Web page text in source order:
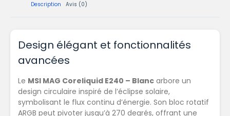
Description Avis (0)
Design élégant et fonctionnalités
avancées
Le MSI MAG Coreliquid E240 – Blanc arbore un
design circulaire inspiré de l’éclipse solaire,
symbolisant le flux continu d’énergie. Son bloc rotatif
ARGB peut pivoter jusqu’à 270 degrés, offrant une